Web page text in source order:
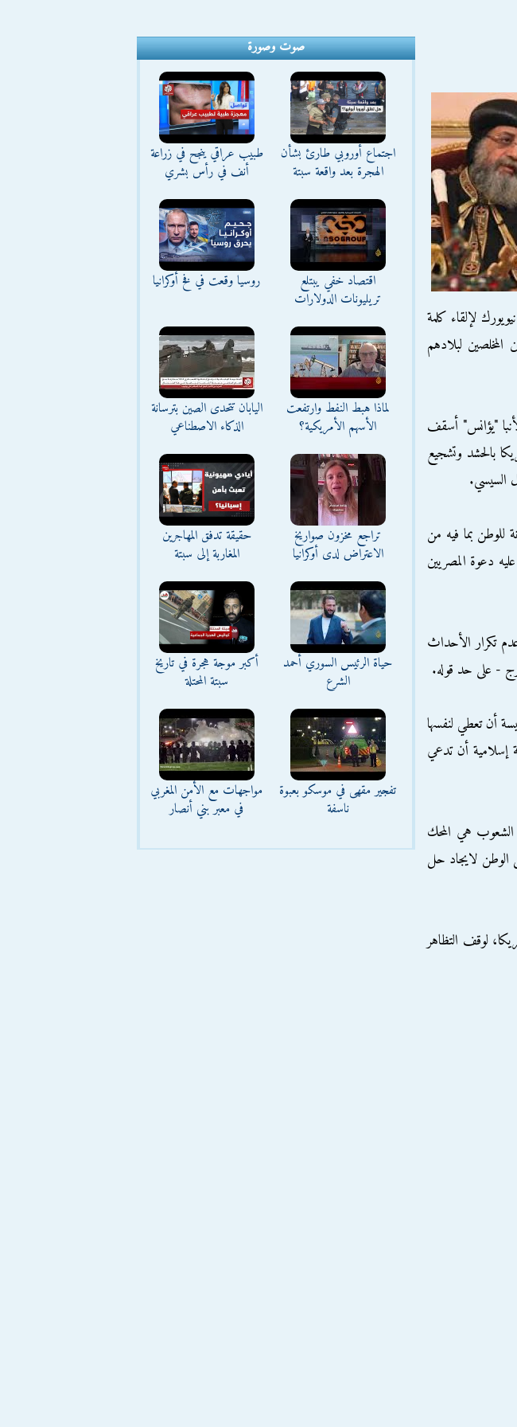
لإلقاء كلمة
لبلادهم
"يؤانس" أسقف
بالحشد وتشجيع
للوطن بما فيه من
دعوة المصريين
تكرار الأحداث
- على حد قوله.
أن تعطي لنفسها
إسلامية أن تدعي
الشعوب هي المحك
الوطن لايجاد حل
لوقف التظاهر
صوت وصورة
اجتماع أوروبي طارئ بشأن
الهجرة بعد واقعة سبتة
طبيب عراقي ينجح في زراعة
أنف في رأس بشري
اقتصاد خفي يبتلع
تريليونات الدولارات
روسيا وقعت في فخ أوكرانيا
لماذا هبط النفط وارتفعت
الأسهم الأمريكية؟
اليابان تتحدى الصين بترسانة
الذكاء الاصطناعي
تراجع مخزون صواريخ
الاعتراض لدى أوكرانيا
حقيقة تدفق المهاجرين
المغاربة إلى سبتة
حياة الرئيس السوري أحمد
الشرع
أكبر موجة هجرة في تاريخ
سبتة المحتلة
تفجير مقهى في موسكو بعبوة
ناسفة
مواجهات مع الأمن المغربي
في معبر بني أنصار